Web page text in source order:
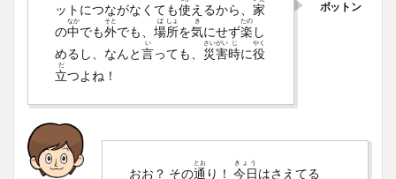
ットにつながなくても使えるから、 家
の中
なか
でも外
そと
でも、 場
ば
所
しょ
を気
き
にせず楽
たの
し
めるし、なんと言
い
っても、 災
さい
害
がい
時
じ
に役
やく
立
だ
つよね！
おお？ その通
とお
り！ 今日
きょう
はさえてる